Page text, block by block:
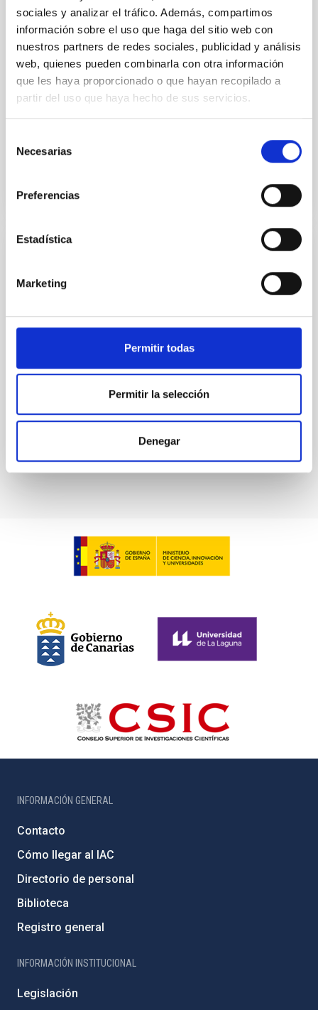
sociales y analizar el tráfico. Además, compartimos
información sobre el uso que haga del sitio web con
nuestros partners de redes sociales, publicidad y análisis
web, quienes pueden combinarla con otra información
que les haya proporcionado o que hayan recopilado a
partir del uso que haya hecho de sus servicios.
Necesarias
Preferencias
Estadística
Marketing
Permitir todas
Permitir la selección
Denegar
TOI-1408: Discovery and Photodynamical
Modeling of a Small Inner Companion to a
Hot Jupiter Revealed by Transit Timing
Variations
We report the discovery and characterization of a
small planet, TOI-1408 c, on a 2.2 day orbit located
interior to a previously known hot Jupiter, TOI-1408 b
TOI-4010: A System of Three Large Short-
Companion
We report the confirmation of three exoplanets
dwarf observed by the Transiting Exoplanet Survey
INFORMACIÓN GENERAL
Contacto
Cómo llegar al IAC
Directorio de personal
Biblioteca
Registro general
INFORMACIÓN INSTITUCIONAL
Legislación